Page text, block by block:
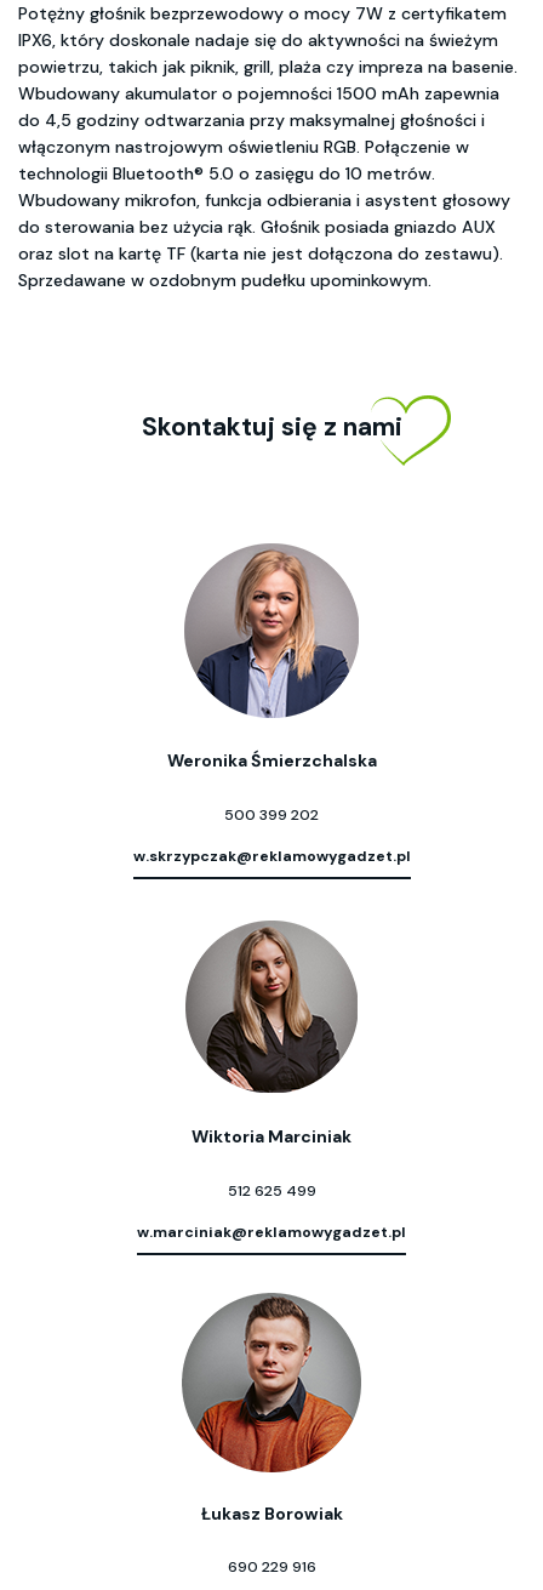
Potężny głośnik bezprzewodowy o mocy 7W z certyfikatem
IPX6, który doskonale nadaje się do aktywności na świeżym
powietrzu, takich jak piknik, grill, plaża czy impreza na basenie.
Wbudowany akumulator o pojemności 1500 mAh zapewnia
do 4,5 godziny odtwarzania przy maksymalnej głośności i
włączonym nastrojowym oświetleniu RGB. Połączenie w
technologii Bluetooth® 5.0 o zasięgu do 10 metrów.
Wbudowany mikrofon, funkcja odbierania i asystent głosowy
do sterowania bez użycia rąk. Głośnik posiada gniazdo AUX
oraz slot na kartę TF (karta nie jest dołączona do zestawu).
Sprzedawane w ozdobnym pudełku upominkowym.
Skontaktuj się z nami
Weronika Śmierzchalska
500 399 202
w.skrzypczak@reklamowygadzet.pl
Wiktoria Marciniak
512 625 499
w.marciniak@reklamowygadzet.pl
Łukasz Borowiak
690 229 916